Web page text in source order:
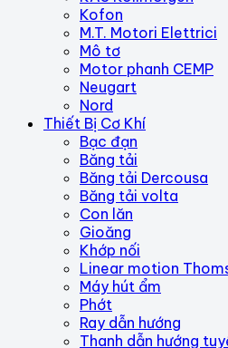
Kofon
M.T. Motori Elettrici
Mô tơ
Motor phanh CEMP
Neugart
Nord
Thiết Bị Cơ Khí
Bạc đạn
Băng tải
Băng tải Dercousa
Băng tải volta
Con lăn
Gioăng
Khớp nối
Linear motion
Máy hút ẩm
Phớt
Ray dẫn hướng
Thanh dẫn hướng